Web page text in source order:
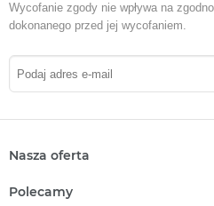
Wycofanie zgody nie wpływa na
dokonanego przed jej wycofaniem.
Nasza oferta
Audiobooki
Polecamy